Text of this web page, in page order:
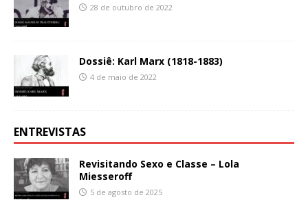
28 de outubro de 2022
Dossiê: Karl Marx (1818-1883)
4 de maio de 2022
ENTREVISTAS
Revisitando Sexo e Classe – Lola
Miesseroff
5 de agosto de 2025